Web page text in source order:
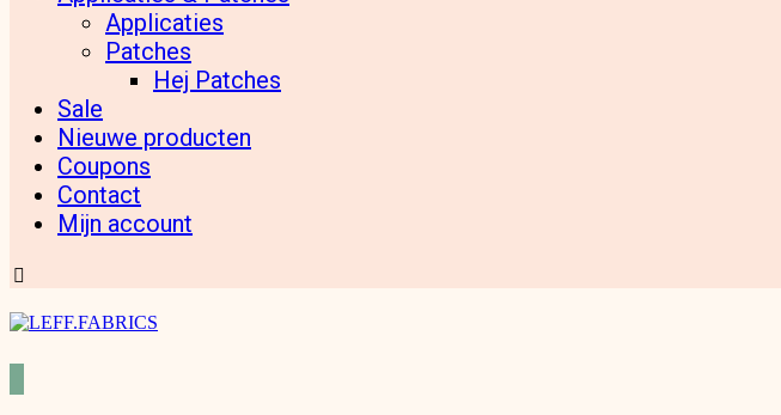
Applicaties
Patches
Hej Patches
Sale
Nieuwe producten
Coupons
Contact
Mijn account